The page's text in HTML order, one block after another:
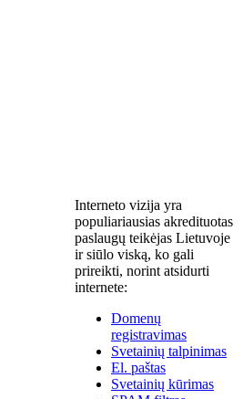
Interneto vizija yra
populiariausias akredituotas
paslaugų teikėjas Lietuvoje
ir siūlo viską, ko gali
prireikti, norint atsidurti
internete:
Domenų
registravimas
Svetainių talpinimas
El. paštas
Svetainių kūrimas